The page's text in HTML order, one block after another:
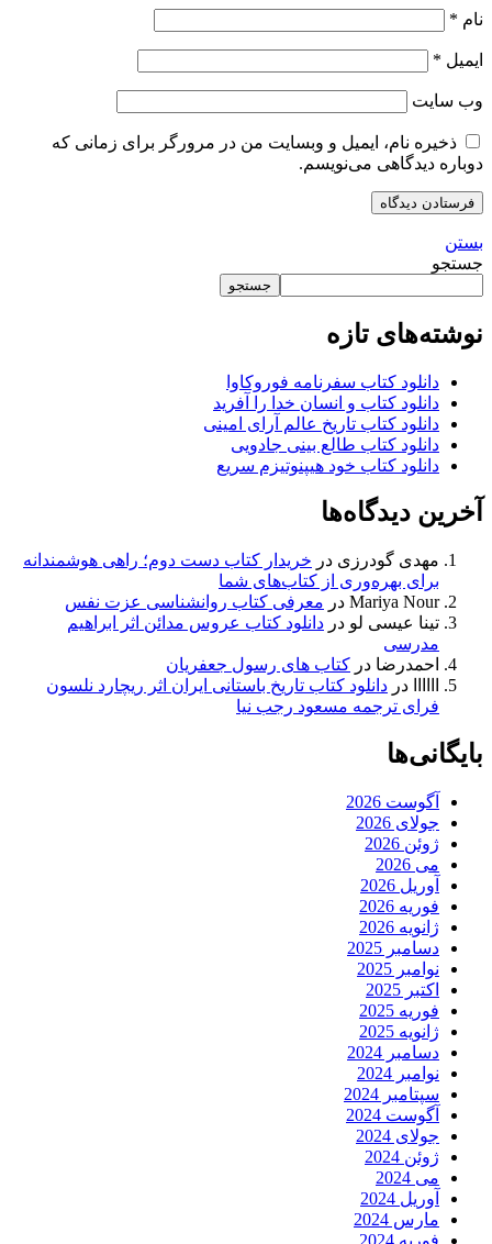
نام *
ایمیل *
وب‌ سایت
ذخیره نام، ایمیل و وبسایت من در مرورگر برای زمانی که
دوباره دیدگاهی می‌نویسم.
بستن
جستجو
جستجو
نوشته‌های تازه
دانلود کتاب سفرنامه فوروکاوا
دانلود کتاب و انسان خدا را آفرید
دانلود کتاب تاریخ عالم آرای امینی
دانلود کتاب طالع بینی جادویی
دانلود کتاب خود هیپنوتیزم سریع
آخرین دیدگاه‌ها
مهدی گودرزی در خریدار کتاب دست دوم؛ راهی هوشمندانه
برای بهره‌وری از کتاب‌های شما
Mariya Nour در معرفی کتاب روانشناسی عزت نفس
تینا عیسی لو در دانلود کتاب عروس مدائن اثر ابراهیم
مدرسی
احمدرضا در کتاب های رسول جعفریان
در دانلود کتاب تاریخ باستانی ایران اثر ریچارد نلسون
فرای ترجمه مسعود رجب نیا
بایگانی‌ها
آگوست 2026
جولای 2026
ژوئن 2026
می 2026
آوریل 2026
فوریه 2026
ژانویه 2026
دسامبر 2025
نوامبر 2025
اکتبر 2025
فوریه 2025
ژانویه 2025
دسامبر 2024
نوامبر 2024
سپتامبر 2024
آگوست 2024
جولای 2024
ژوئن 2024
می 2024
آوریل 2024
مارس 2024